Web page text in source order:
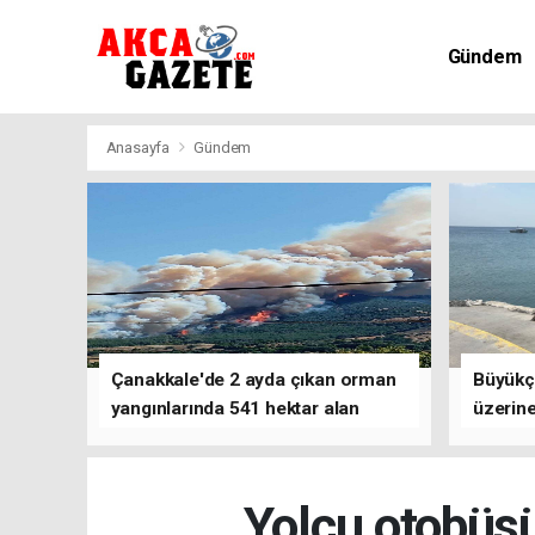
Gündem
Anasayfa Gündem
Çanakkale'de 2 ayda çıkan orman
yangınlarında 541 hektar alan